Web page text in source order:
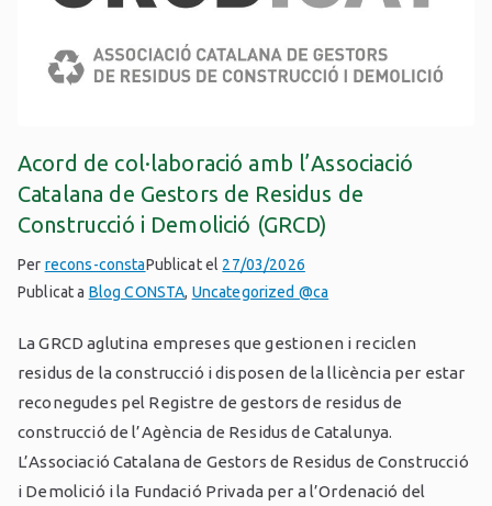
Acord de col·laboració amb l’Associació
Catalana de Gestors de Residus de
Construcció i Demolició (GRCD)
Per recons-constaPublicat el 27/03/2026
Publicat a Blog CONSTA, Uncategorized @ca
La GRCD aglutina empreses que gestionen i reciclen
residus de la construcció i disposen de la llicència per estar
reconegudes pel Registre de gestors de residus de
construcció de l’Agència de Residus de Catalunya.
L’Associació Catalana de Gestors de Residus de Construcció
i Demolició i la Fundació Privada per a l’Ordenació del